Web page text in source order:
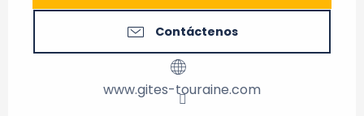
Contáctenos
www.gites-touraine.com